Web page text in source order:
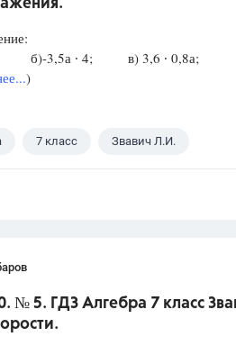
б)-3,5а ∙ 4; в) 3,6 ∙ 0,8а;
)
7 класс Звавич Л.И.
№ 5. ГДЗ Алгебра 7 класс